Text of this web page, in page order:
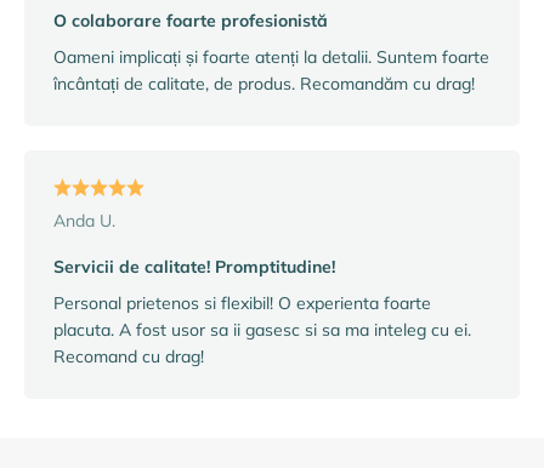
O colaborare foarte profesionistă
Oameni implicați și foarte atenți la detalii. Suntem foarte
încântați de calitate, de produs. Recomandăm cu drag!
Anda U.
Servicii de calitate! Promptitudine!
Personal prietenos si flexibil! O experienta foarte
placuta. A fost usor sa ii gasesc si sa ma inteleg cu ei.
Recomand cu drag!